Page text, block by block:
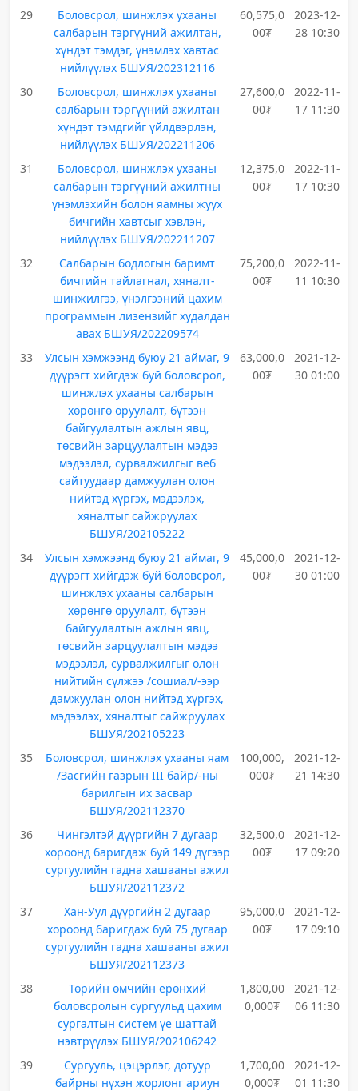
29
Боловсрол, шинжлэх ухааны
салбарын тэргүүний ажилтан,
хүндэт тэмдэг, үнэмлэх хавтас
нийлүүлэх БШУЯ/202312116
60,575,0
00₮
2023-12-
28 10:30
30
Боловсрол, шинжлэх ухааны
салбарын тэргүүний ажилтан
хүндэт тэмдгийг үйлдвэрлэн,
нийлүүлэх БШУЯ/202211206
27,600,0
00₮
2022-11-
17 11:30
31
Боловсрол, шинжлэх ухааны
салбарын тэргүүний ажилтны
үнэмлэхийн болон яамны жуух
бичгийн хавтсыг хэвлэн,
нийлүүлэх БШУЯ/202211207
12,375,0
00₮
2022-11-
17 10:30
32
Салбарын бодлогын баримт
бичгийн тайлагнал, хяналт-
шинжилгээ, үнэлгээний цахим
программын лизензийг худалдан
авах БШУЯ/202209574
75,200,0
00₮
2022-11-
11 10:30
33
Улсын хэмжээнд буюу 21 аймаг, 9
дүүрэгт хийгдэж буй боловсрол,
шинжлэх ухааны салбарын
хөрөнгө оруулалт, бүтээн
байгуулалтын ажлын явц,
төсвийн зарцуулалтын мэдээ
мэдээлэл, сурвалжилгыг веб
сайтуудаар дамжуулан олон
нийтэд хүргэх, мэдээлэх,
хяналтыг сайжруулах
БШУЯ/202105222
63,000,0
00₮
2021-12-
30 01:00
34
Улсын хэмжээнд буюу 21 аймаг, 9
дүүрэгт хийгдэж буй боловсрол,
шинжлэх ухааны салбарын
хөрөнгө оруулалт, бүтээн
байгуулалтын ажлын явц,
төсвийн зарцуулалтын мэдээ
мэдээлэл, сурвалжилгыг олон
нийтийн сүлжээ /сошиал/-ээр
дамжуулан олон нийтэд хүргэх,
мэдээлэх, хяналтыг сайжруулах
БШУЯ/202105223
45,000,0
00₮
2021-12-
30 01:00
35
Боловсрол, шинжлэх ухааны яам
/Засгийн газрын III байр/-ны
барилгын их засвар
БШУЯ/202112370
100,000,
000₮
2021-12-
21 14:30
36
Чингэлтэй дүүргийн 7 дугаар
хороонд баригдаж буй 149 дүгээр
сургуулийн гадна хашааны ажил
БШУЯ/202112372
32,500,0
00₮
2021-12-
17 09:20
37
Хан-Уул дүүргийн 2 дугаар
хороонд баригдаж буй 75 дугаар
сургуулийн гадна хашааны ажил
БШУЯ/202112373
95,000,0
00₮
2021-12-
17 09:10
38
Төрийн өмчийн ерөнхий
боловсролын сургуульд цахим
сургалтын систем үе шаттай
нэвтрүүлэх БШУЯ/202106242
1,800,00
0,000₮
2021-12-
06 11:30
39
Сургууль, цэцэрлэг, дотуур
байрны нүхэн жорлонг ариун
1,700,00
0,000₮
2021-12-
01 11:30